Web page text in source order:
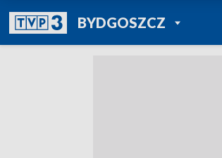
BYDGOSZCZPOWRÓT DO
TVP REGIONY